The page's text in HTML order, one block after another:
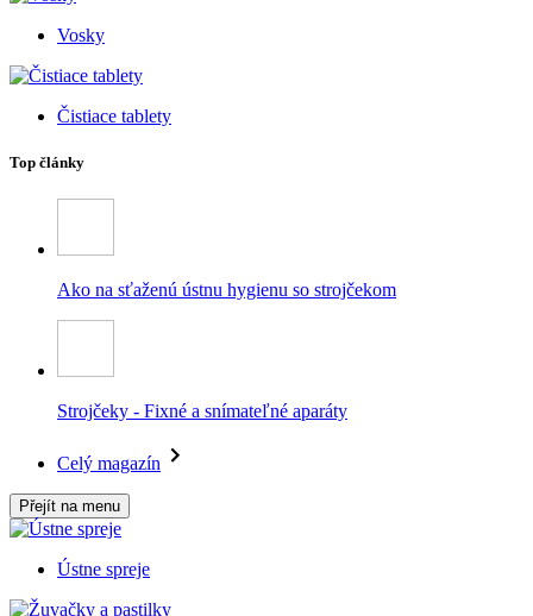
Vosky
Čistiace tablety
Top články
Ako na sťaženú ústnu hygienu so strojčekom
Strojčeky - Fixné a snímateľné aparáty
Celý magazín
Přejít na menu
Ústne spreje